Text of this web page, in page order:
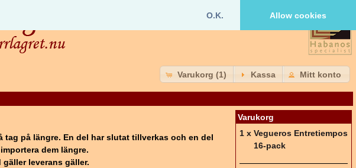
O.K. Allow cookies
Varukorg (1) Kassa Mitt konto
tag på längre. En del har slutat tillverkas och en del
dem längre.
leverans gäller.
Varukorg
1 x Vegueros Entretiempos
16-pack